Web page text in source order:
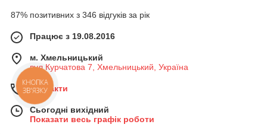
87% позитивних з 346 відгуків за рік
Працює з 19.08.2016
м. Хмельницький
вул Курчатова 7, Хмельницький, Україна
Контакти
Сьогодні вихідний
Показати весь графік роботи
КНОПКА
ЗВ'ЯЗКУ